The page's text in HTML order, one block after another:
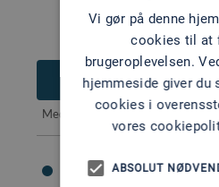
30.270
Med anbefalet udstyr31.490
Cylindre: 3
Vi gør på denne
cookies til at
brugeroplevelsen.
hjemmeside giver du
cookies i
vores
ABSOLUT